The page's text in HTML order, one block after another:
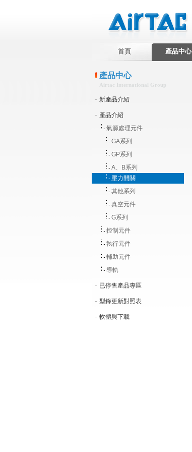
首頁 產品中心
產品中心
Airtac International Group
新產品介紹
產品介紹
氣源處理元件
GA系列
GP系列
A、B系列
壓力開關
其他系列
真空元件
G系列
控制元件
執行元件
輔助元件
導軌
已停售產品專區
型錄更新對照表
軟體與下載